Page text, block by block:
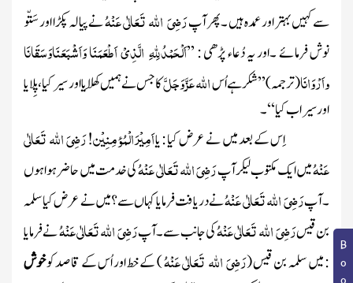
سے کہیں بہتر اور عمدہ ہیں ۔پھر آپرَضِیَ اللہ تَعَالٰی عَنْہُنے پیالہ پکڑا اور سَتّو
نوش فرمائے ۔اور یہ دُعاء پڑھی : ’’اَلْحَمْدُلِلّٰہِ الَّذِیْ اَطْعَمَنَا وَاَشْبَعَنَاوَسَقَانَا
واَرْوَانَا(ترجمہ )’’شکر ہے اُساللہعَزَّ وَجَلَّکا جس نے ہمیں کِھلایا اور سیر کیا ، پِلایا
اور سیراب کیا‘‘۔
اِس کے بعد میں نے عرض کیا : یااَمِیْرَ الْمُؤمِنِیْن!رَضِیَ اللہ تَعَالٰی
عَنْہُمیں ایک مکتوب لیکر آپرَضِیَ اللہ تَعَالٰی عَنْہُکی خدمت میں حاضر ہوا ہوں
۔آپرَضِیَ اللہ تَعَالٰی عَنْہُنے دریافت فرمایا کہاں سے ؟میں نے عرض کیاسلمہ
بن قیسرَضِیَ اللہ تَعَالٰی عَنْہُکی جانب سے۔آپرَضِیَ اللہ تَعَالٰی عَنْہُنے فرمایا
: میں سلمہ بن قیس(رَضِیَ اللہ تَعَالٰی عَنْہُ)کے خط اور اُس کے قاصد کوخوش